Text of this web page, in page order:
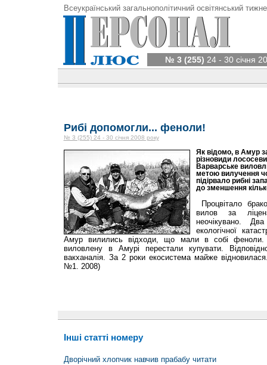
Всеукраїнський загальнополітичний освітянський
№ 3 (255) 24 - 30 січня
Рибі допомогли... феноли!
№ 3 (255) 24 - 30 січня 2008 року
Як відомо, в Амур
різновиди
Варварське
метою вилучення
підірвало рибні
до зменшення
Процвітало
вилов за
неочікувано.
екологічної
Амур вилились відходи, що мали в собі феноли.
виловлену в Амурі перестали купувати.
вакханалія. За 2 роки екосистема майже
№1. 2008)
Інші статті номеру
Дворічний хлопчик навчив прабабу читати